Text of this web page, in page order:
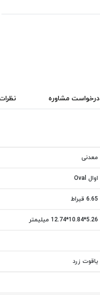
درخواست مشاوره
معدنی
اوال Oval
6.65 قیراط
5.26*10.84*12.74 میلیمتر
یاقوت زرد